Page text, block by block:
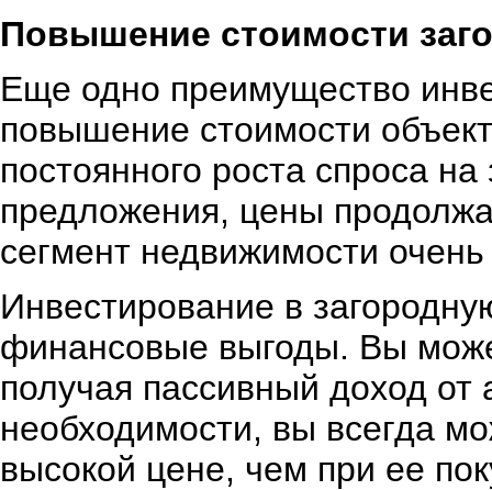
Повышение стоимости
Еще одно преимущество
повышение стоимости
постоянного роста спроса
предложения, цены
сегмент недвижимости
Инвестирование в
финансовые выгоды. Вы
получая пассивный доход
необходимости, вы всегда
высокой цене, чем при ее